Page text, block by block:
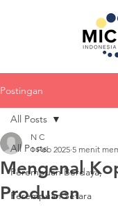
Postingan
All Posts
Perempuan Berdaya,
Perempuan Setara
All Posts
Mengenal
Produsen
N C
1 Feb 2025 5 menit